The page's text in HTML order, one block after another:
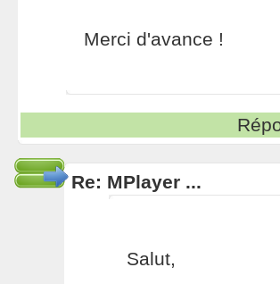
Merci d'avance !
Re: MPlayer ...
Salut,